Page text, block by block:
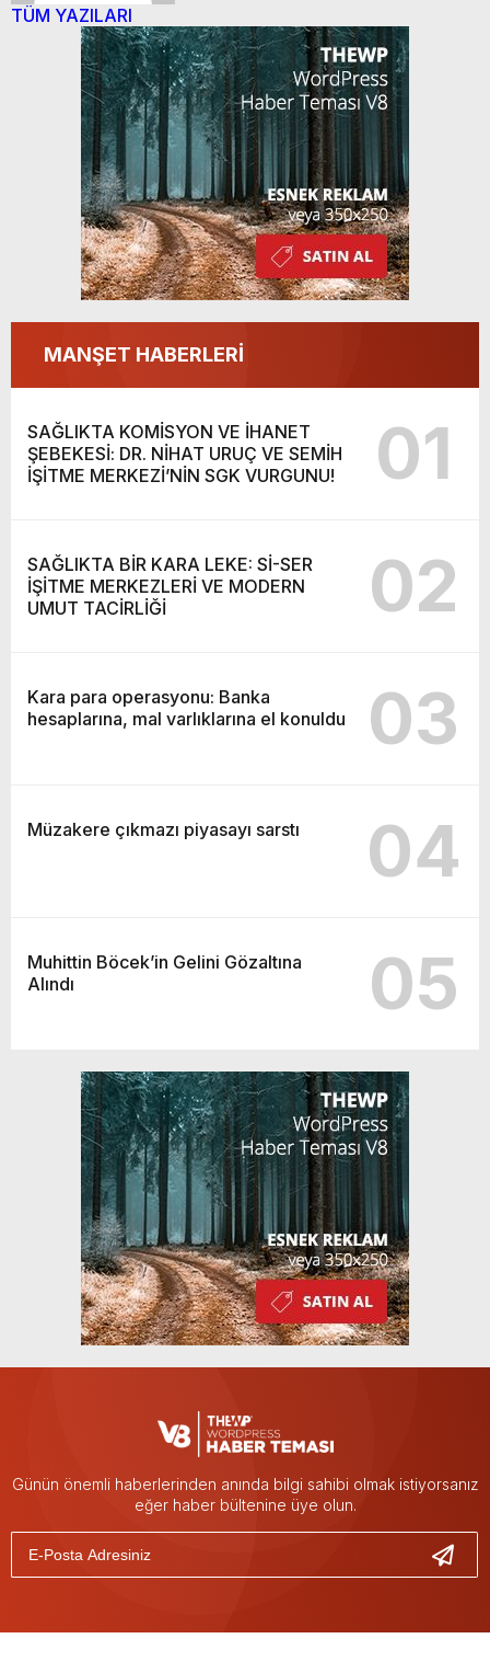
TÜM YAZILARI
MANŞET HABERLERİ
SAĞLIKTA KOMİSYON VE İHANET
ŞEBEKESİ: DR. NİHAT URUÇ VE SEMİH
İŞİTME MERKEZİ’NİN SGK VURGUNU!
01
SAĞLIKTA BİR KARA LEKE: Sİ-SER
İŞİTME MERKEZLERİ VE MODERN
UMUT TACİRLİĞİ
02
Kara para operasyonu: Banka
hesaplarına, mal varlıklarına el konuldu
03
Müzakere çıkmazı piyasayı sarstı 04
Muhittin Böcek’in Gelini Gözaltına
Alındı
05
Günün önemli haberlerinden anında bilgi sahibi olmak istiyorsanız
eğer haber bültenine üye olun.